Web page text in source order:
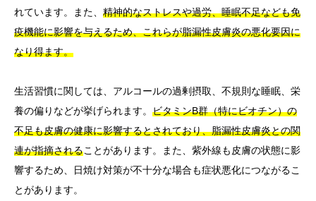
れています。また、 精神的なストレスや過労、睡眠不足なども免
疫機能に影響を与えるため、これらが脂漏性皮膚炎の悪化要因に
なり得ます。
生活習慣に関しては、アルコールの過剰摂取、不規則な睡眠、栄
養の偏りなどが挙げられます。 ビタミンB群（特にビオチン）の
不足も皮膚の健康に影響するとされており、脂漏性皮膚炎との関
連が指摘されることがあります。また、紫外線も皮膚の状態に影
響するため、日焼け対策が不十分な場合も症状悪化につながるこ
とがあります。